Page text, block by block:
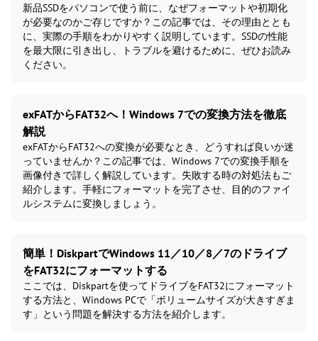
新品SSDをパソコンで使う前に、なぜフォーマットや初期化
が必要なのかご存じですか？この記事では、その理由ととも
に、実際の手順をわかりやすく説明しています。SSDの性能
を最大限に引き出し、トラブルを避けるために、ぜひお読み
ください。
exFATからFAT32へ！Windows 7での変換方法を徹底
解説
exFATからFAT32への変換が必要なとき、どうすれば良いか迷
っていませんか？この記事では、Windows 7での変換手順を
画像付きで詳しく解説しています。失敗する時の対処法もご
紹介します。手軽にフォーマットを完了させ、目的のファイ
ルシステムに変換しましょう。
簡単！DiskpartでWindows 11／10／8／7のドライブ
をFAT32にフォーマットする
ここでは、Diskpartを使ってドライブをFAT32にフォーマット
する方法と、Windows PCで「ボリュームサイズが大きすぎま
す」という問題を解決する方法を紹介します。